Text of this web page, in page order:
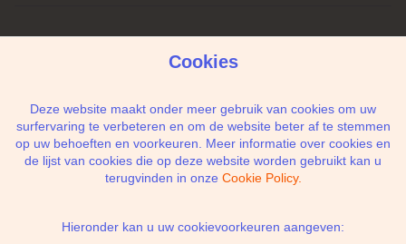
Ik geef de toestemming om mijn gegevens te
bewaren en verwerken zoals aangegeven in
privacy statement
Cookies
Deze website maakt onder meer gebruik van cookies om uw
surfervaring te verbeteren en om de website beter af te stemmen
op uw behoeften en voorkeuren. Meer informatie over cookies en
de lijst van cookies die op deze website worden gebruikt kan u
terugvinden in onze Cookie Policy.
Hieronder kan u uw cookievoorkeuren aangeven: